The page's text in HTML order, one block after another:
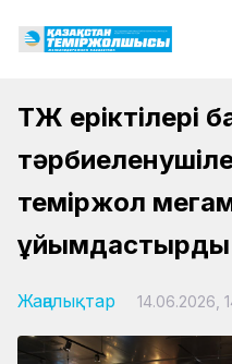
ҚТЖ еріктілері
теміржол
ұйымдастырды
Жаңалықтар 14.06.2026,